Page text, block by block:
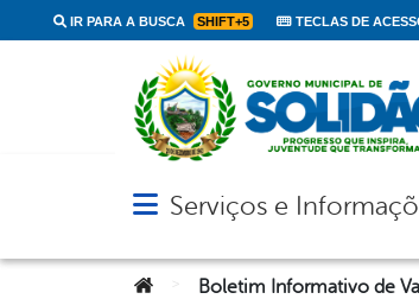
IR PARA A BUSCA SHIFT+5 TECLAS DE
Abrir menu principal de
Serviços e
Você está aqui: